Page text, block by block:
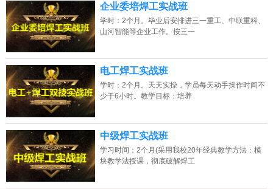
企业委培焊工实战班
学时：2个月。毕业后安排进三一重工、中联重科、
山河智能等企业工作。按三一
电工焊工实战班
学时：2个月。天天实操，学员每天动手操作时间不
少于6小时。教学目标：培养
中级焊工实战班
学习时间：2个月(采用我校20年经典教学方法：模
块教学法授课，彻底破解焊工